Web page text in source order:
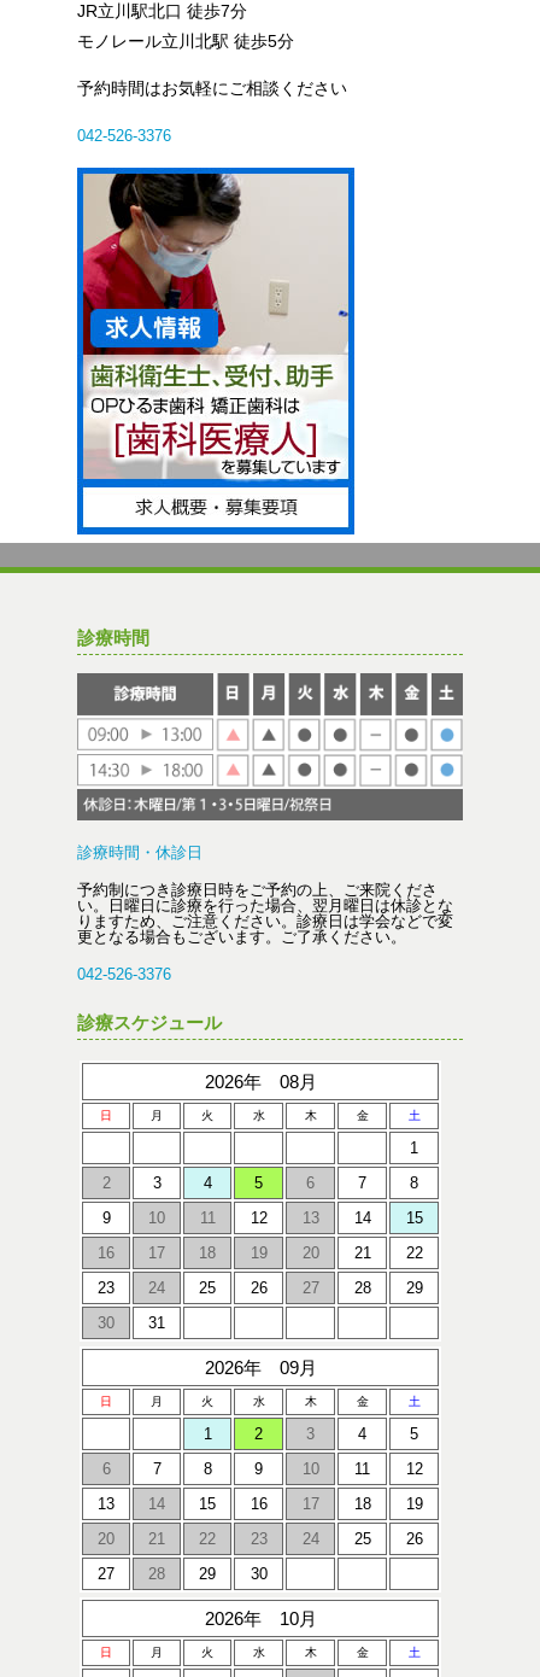
JR立川駅北口 徒歩7分
モノレール立川北駅 徒歩5分
予約時間はお気軽にご相談ください
042-526-3376
診療時間
診療時間・休診日
予約制につき診療日時をご予約の上、ご来院くださ
い。日曜日に診療を行った場合、翌月曜日は休診とな
りますため、ご注意ください。診療日は学会などで変
更となる場合もございます。ご了承ください。
042-526-3376
診療スケジュール
2026年 08月
日 月 火 水 木 金 土
1
2
3 4 5 6 7
8
9
10 11 12 13 14
15
16
17 18 19 20 21
22
23
24 25 26 27 28
29
30
31
2026年 09月
日 月 火 水 木 金 土
1 2 3 4
5
6
7 8 9 10 11
12
13
14 15 16 17 18
19
20
21 22 23 24 25
26
27
28 29 30
2026年 10月
日 月 火 水 木 金 土